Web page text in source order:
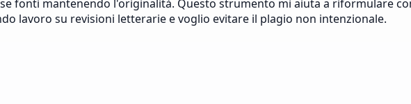
fonti mantenendo l'originalità. Questo strumento mi aiuta a riformulare
lavoro su revisioni letterarie e voglio evitare il plagio non intenzionale.